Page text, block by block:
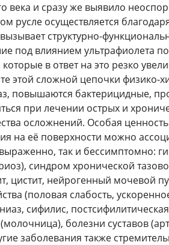
века и сразу же выявило
русле осуществляется
структурно-
под влиянием ультрафиолета
которые в ответ на это резко
этой сложной цепочки физико-
повышаются бактерицидные,
при лечении острых и
осложнений. Особая
на её поверхности можно
так и бессимптомно:
синдром хронической
цистит, нейрогенный мочевой
(половая слабость,
сифилис,
болезни суставов
заболевания также